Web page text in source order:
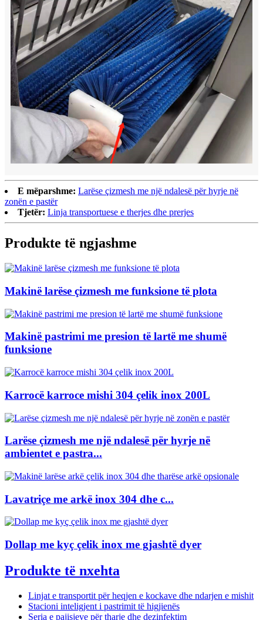
E mëparshme: Larëse çizmesh me një ndalesë për hyrje në
zonën e pastër
Tjetër: Linja transportuese e therjes dhe prerjes
Produkte të ngjashme
Makinë larëse çizmesh me funksione të plota
Makinë pastrimi me presion të lartë me shumë
funksione
Karrocë karroce mishi 304 çelik inox 200L
Larëse çizmesh me një ndalesë për hyrje në
ambientet e pastra...
Lavatriçe me arkë inox 304 dhe c...
Dollap me kyç çelik inox me gjashtë dyer
Produkte të nxehta
Linjat e transportit për heqjen e kockave dhe ndarjen e mishit
Stacioni inteligjent i pastrimit të higjienës
Seria e pajisjeve për tharje dhe dezinfektim